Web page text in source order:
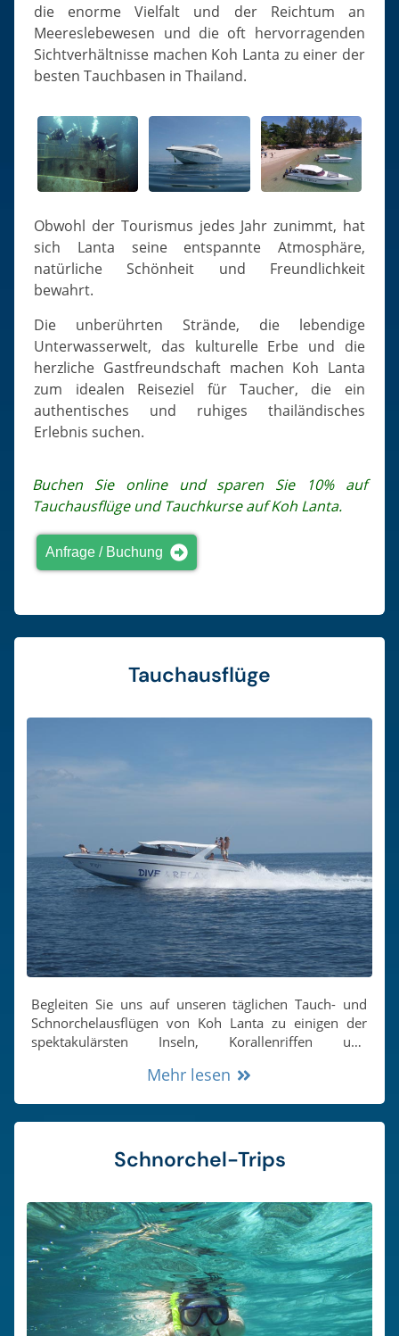
Slugs & Snails
Sea Stars, Urchins & Sea Cucumbers
Clams & Oysters
Bristle Worms
Jellyfish
die enorme Vielfalt und der Reichtum an
Meereslebewesen und die oft hervorragenden
Sichtverhältnisse machen Koh Lanta zu einer der
besten Tauchbasen in Thailand.
Obwohl der Tourismus jedes Jahr zunimmt, hat
sich Lanta seine entspannte Atmosphäre,
natürliche Schönheit und Freundlichkeit
bewahrt.
Die unberührten Strände, die lebendige
Unterwasserwelt, das kulturelle Erbe und die
herzliche Gastfreundschaft machen Koh Lanta
zum idealen Reiseziel für Taucher, die ein
authentisches und ruhiges thailändisches
Erlebnis suchen.
Buchen Sie online und sparen Sie 10% auf
Tauchausflüge und Tauchkurse auf Koh Lanta.
Anfrage / Buchung
Tauchausflüge
Begleiten Sie uns auf unseren täglichen Tauch- und
Schnorchelausflügen von Koh Lanta zu einigen der
spektakulärsten Inseln, Korallenriffen und
Mehr lesen
Schnorchel-Trips